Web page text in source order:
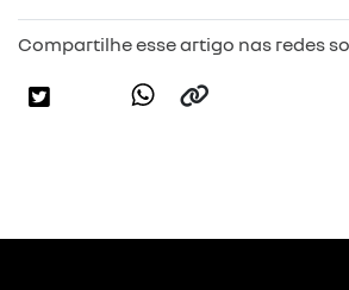
Compartilhe esse artigo nas redes